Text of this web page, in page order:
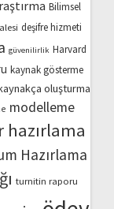
Bilimsel
deşifre hizmeti
güvenilirlik Harvard
kaynak gösterme
oluşturma
modelleme
hazırlama
Hazırlama
turnitin raporu